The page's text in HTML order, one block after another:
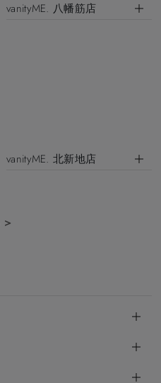
vanityME. 八幡筋店
vanityME. 北新地店
>